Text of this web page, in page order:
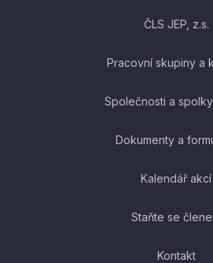
ČLS JEP, z.s.
Pracovní skupiny a
Společnosti a
Dokumenty a
Kalendář akcí
Staňte se
Kontakt